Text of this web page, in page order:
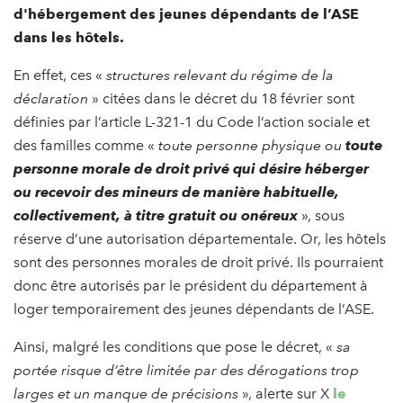
d'hébergement des jeunes dépendants de l’ASE
dans les hôtels.
En effet, ces « structures relevant du régime de la
déclaration » citées dans le décret du 18 février sont
définies par l’article L-321-1 du Code l’action sociale et
des familles comme « toute personne physique ou toute
personne morale de droit privé qui désire héberger
ou recevoir des mineurs de manière habituelle,
collectivement, à titre gratuit ou onéreux », sous
réserve d’une autorisation départementale. Or, les hôtels
sont des personnes morales de droit privé. Ils pourraient
donc être autorisés par le président du département à
loger temporairement des jeunes dépendants de l’ASE.
Ainsi, malgré les conditions que pose le décret, « sa
portée risque d’être limitée par des dérogations trop
larges et un manque de précisions », alerte sur X le